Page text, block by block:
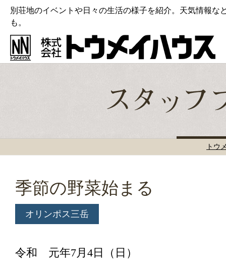
別荘地のイベントや日々の生活の様子を紹介。天気情報な
も。
トウ
季節の野菜始まる
オリンポス三岳
令和 元年7月4日（日）